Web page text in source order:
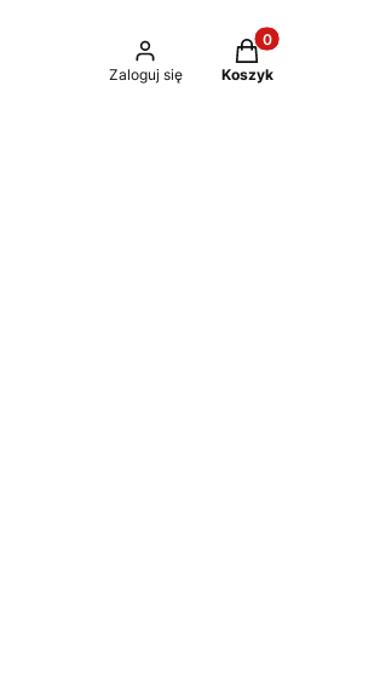
Zaloguj się
Produkty w
Koszyk